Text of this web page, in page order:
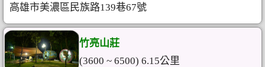
高雄市美濃區民族路139巷67號
竹亮山莊
(3600 ~ 6500) 6.15公里